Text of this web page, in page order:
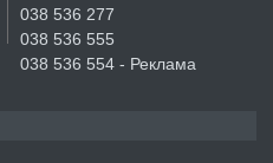
НА МЕБЕЛИ.
038 536 277
038 536 555
038 536 554 - Реклама